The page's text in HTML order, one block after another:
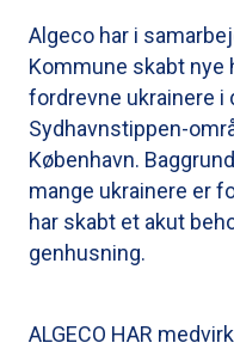
Algeco har i
Kommune skabt nye
fordrevne ukrainere i
Sydhavnstippen-
København.
mange ukrainere er
har skabt et akut
genhusning.
ALGECO HAR